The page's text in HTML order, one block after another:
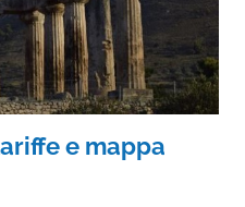
e mappa